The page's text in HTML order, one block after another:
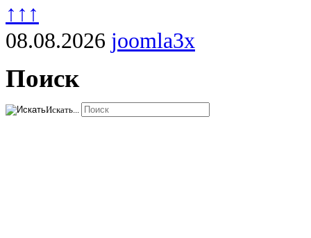
↑↑↑
08.08.2026 joomla3x
Поиск
Искать...